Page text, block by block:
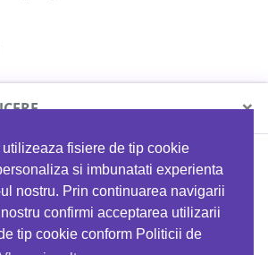
utilizeaza fisiere de tip cookie
si imbunatati experienta
nostru. Prin continuarea navigarii
confirmi acceptarea utilizarii
tip cookie conform Politicii de
×
la orice comandă folosind codul
EATTRACK